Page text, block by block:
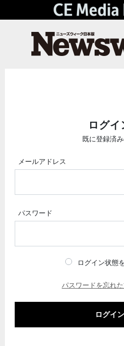
ログイ
既に登録済
メールアドレス
パスワード
ログイン状態
パスワードを忘れ
ログイン